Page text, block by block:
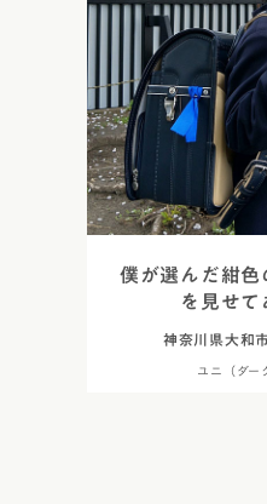
僕が選んだ紺色
を見せて
神奈川県大和
ユニ（ダー